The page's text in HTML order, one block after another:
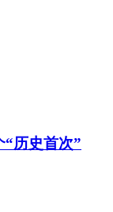
“历史首次”